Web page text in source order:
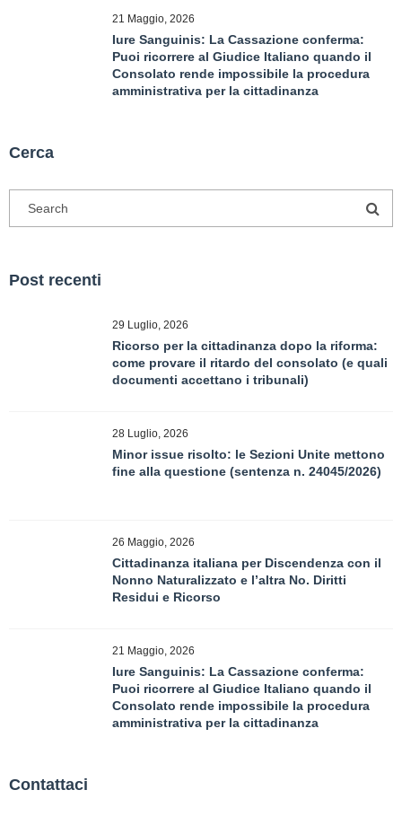
21 Maggio, 2026
Iure Sanguinis: La Cassazione conferma:
Puoi ricorrere al Giudice Italiano quando il
Consolato rende impossibile la procedura
amministrativa per la cittadinanza
Cerca
Post recenti
29 Luglio, 2026
Ricorso per la cittadinanza dopo la riforma:
come provare il ritardo del consolato (e quali
documenti accettano i tribunali)
28 Luglio, 2026
Minor issue risolto: le Sezioni Unite mettono
fine alla questione (sentenza n. 24045/2026)
26 Maggio, 2026
Cittadinanza italiana per Discendenza con il
Nonno Naturalizzato e l’altra No. Diritti
Residui e Ricorso
21 Maggio, 2026
Iure Sanguinis: La Cassazione conferma:
Puoi ricorrere al Giudice Italiano quando il
Consolato rende impossibile la procedura
amministrativa per la cittadinanza
Contattaci